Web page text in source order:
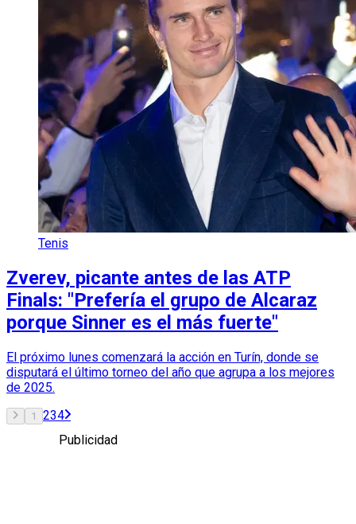
Tenis
Zverev, picante antes de las ATP
Finals: "Prefería el grupo de Alcaraz
porque Sinner es el más fuerte"
El próximo lunes comenzará la acción en Turín, donde se
disputará el último torneo del año que agrupa a los mejores
de 2025.
1 234
Publicidad